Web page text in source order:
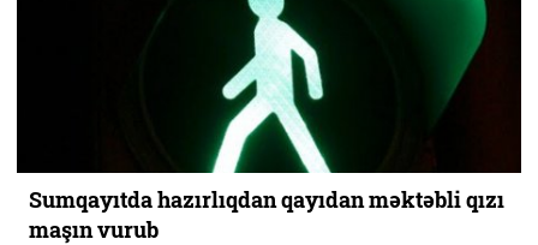
Sumqayıtda hazırlıqdan qayıdan məktəbli qızı
maşın vurub